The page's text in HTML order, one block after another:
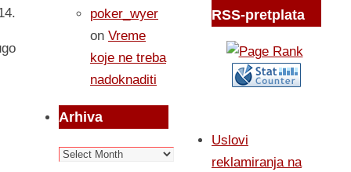
poker_wyer
on Vreme
koje ne treba
nadoknaditi
Arhiva
Arhiva
RSS-pretplata
Uslovi
reklamiranja na